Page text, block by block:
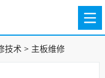
技术> 主板维修